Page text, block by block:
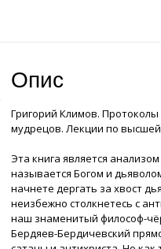
Опис
Григорий Климов. Протоколы
мудрецов. Лекции по высшей
Эта книга является анализом
называется Богом и
начнете дергать за хвост
неизбежно столкнетесь с
наш знаменитый философ-
Бердяев-Бердичевский